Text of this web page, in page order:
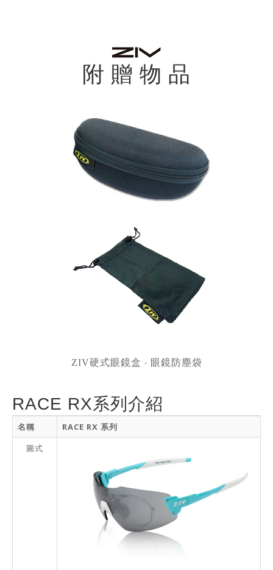
附 贈 物 品
ZIV硬式眼鏡盒 ‧ 眼鏡防塵袋
RACE RX系列介紹
名稱
RACE RX 系列
圖式